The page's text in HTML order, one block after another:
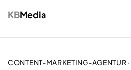
KBMedia
CONTENT-MARKETING-AGENTUR ·